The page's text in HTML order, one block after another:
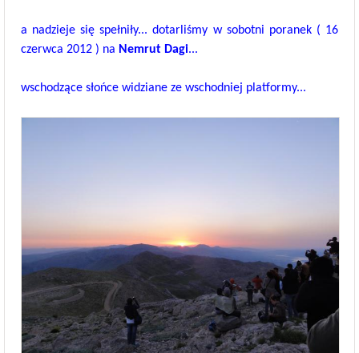
a nadzieje się spełniły... dotarliśmy w sobotni poranek ( 16
czerwca 2012 ) na Nemrut Dagi...
wschodzące słońce widziane ze wschodniej platformy...